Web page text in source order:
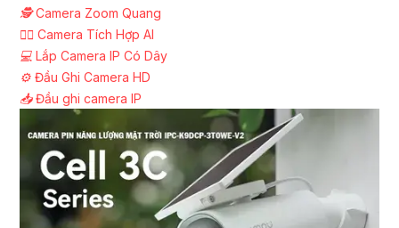
🕵️Camera Zoom Quang
🧛‍♀️ Camera Tích Hợp AI
💻 Lắp Camera IP Có Dây
⚙️ Đầu Ghi Camera HD
📥Đầu ghi camera IP